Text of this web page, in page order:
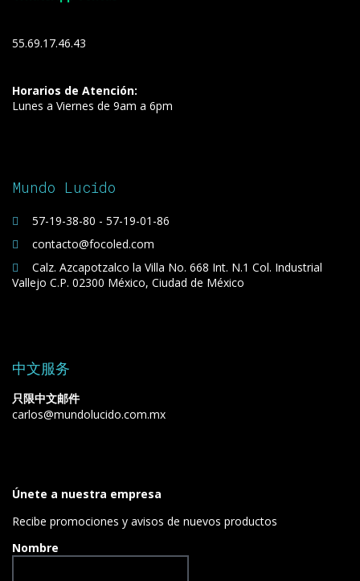
55.69.17.46.43
Horarios de Atención:
Lunes a Viernes de 9am a 6pm
Mundo Lucido
57-19-38-80 - 57-19-01-86
contacto@focoled.com
Calz. Azcapotzalco la Villa No. 668 Int. N.1 Col. Industrial
Vallejo C.P. 02300 México, Ciudad de México
中文服务
只限中文邮件
carlos@mundolucido.com.mx
Únete a nuestra empresa
Recibe promociones y avisos de nuevos productos
Nombre